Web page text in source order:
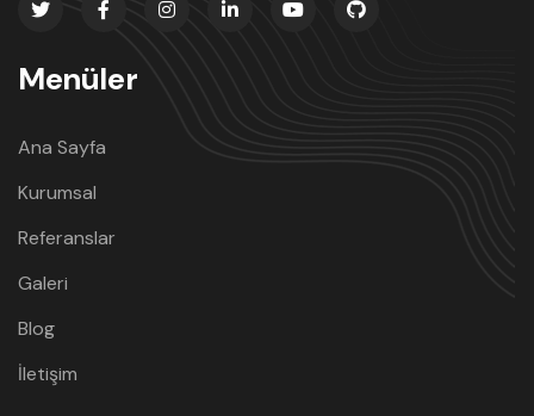
Menüler
Ana Sayfa
Kurumsal
Referanslar
Galeri
Blog
İletişim